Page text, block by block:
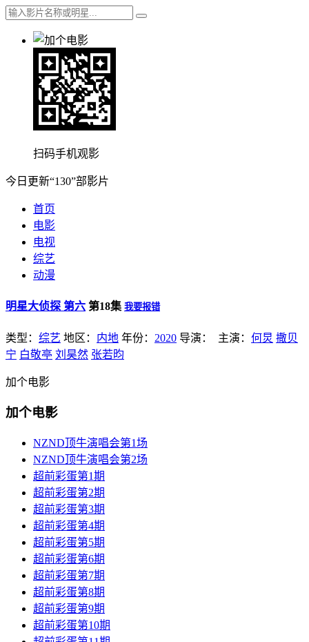
扫码手机观影
今日更新“130”部影片
首页
电影
电视
综艺
动漫
明星大侦探 第六 第18集 我要报错
类型： 综艺 地区： 内地 年份： 2020 导演： 主演： 何炅 撒贝
宁 白敬亭 刘昊然 张若昀
加个电影
加个电影
NZND顶牛演唱会第1场
NZND顶牛演唱会第2场
超前彩蛋第1期
超前彩蛋第2期
超前彩蛋第3期
超前彩蛋第4期
超前彩蛋第5期
超前彩蛋第6期
超前彩蛋第7期
超前彩蛋第8期
超前彩蛋第9期
超前彩蛋第10期